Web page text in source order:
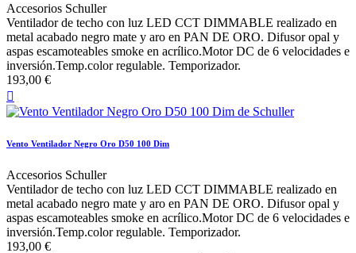
Accesorios Schuller
Ventilador de techo con luz LED CCT DIMMABLE realizado en
metal acabado negro mate y aro en PAN DE ORO. Difusor opal y
aspas escamoteables smoke en acrílico.Motor DC de 6 velocidades e
inversión.Temp.color regulable. Temporizador.
193,00 €

Vento Ventilador Negro Oro D50 100 Dim
Accesorios Schuller
Ventilador de techo con luz LED CCT DIMMABLE realizado en
metal acabado negro mate y aro en PAN DE ORO. Difusor opal y
aspas escamoteables smoke en acrílico.Motor DC de 6 velocidades e
inversión.Temp.color regulable. Temporizador.
193,00 €